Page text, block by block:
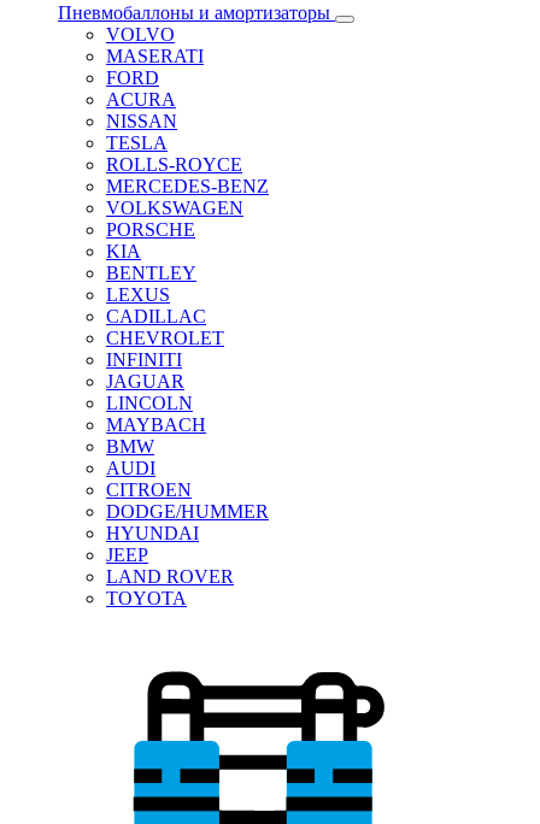
Пневмобаллоны и амортизаторы
VOLVO
MASERATI
FORD
ACURA
NISSAN
TESLA
ROLLS-ROYCE
MERCEDES-BENZ
VOLKSWAGEN
PORSCHE
KIA
BENTLEY
LEXUS
CADILLAC
CHEVROLET
INFINITI
JAGUAR
LINCOLN
MAYBACH
BMW
AUDI
CITROEN
DODGE/HUMMER
HYUNDAI
JEEP
LAND ROVER
TOYOTA